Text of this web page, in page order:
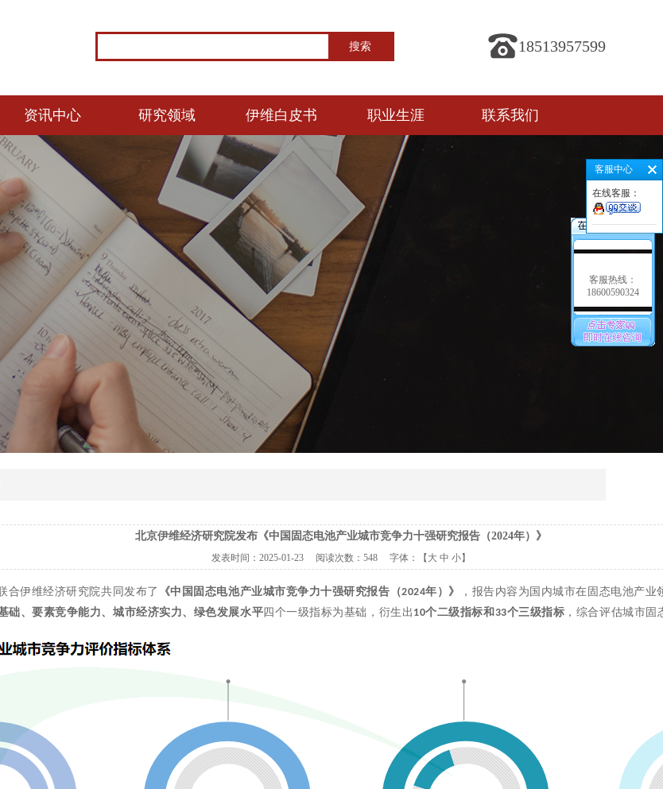
18513957599
资讯中心 研究领域 伊维白皮书 职业生涯 联系我们
北京伊维经济研究院发布《中国固态电池产业城市竞争力十强研究报告（2024年）》
发表时间： 2025-01-23阅读次数： 548 字体：【 大 中 小】
合伊维经济研究院共同发布了 《中国固态电池产业城市竞争力十强研究报告（2024年）》 ，报告内容为国内城市在固态电池产业
础、要素竞争能力、城市经济实力、绿色发展水平四个一级指标为基础，衍生出 10个二级指标和 33个三级指标 ，综合评估城市
客服热线：
18600590324
客服中心
在线客服：